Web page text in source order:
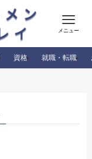
メニュー
資格 就職・転職